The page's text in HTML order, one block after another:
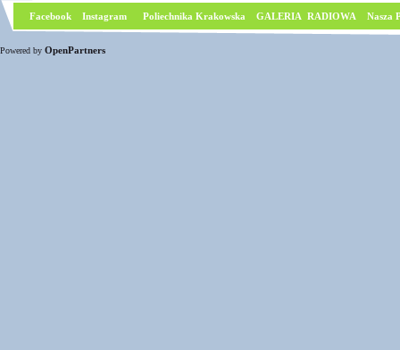
Facebook Instagram Poliechnika Krakowska GALERIA RADIOWA Nasza
Powered by OpenPartners